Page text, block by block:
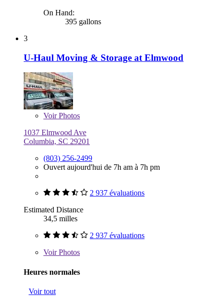
On Hand:
395 gallons
3
U-Haul Moving & Storage at Elmwood
VoirPhotos
1037 Elmwood Ave
Columbia, SC 29201
(803) 256-2499
Ouvert aujourd'hui de 7h am à 7h pm
2 937 évaluations
Estimated Distance
34,5 milles
2 937 évaluations
VoirPhotos
Heures normales
Voir tout